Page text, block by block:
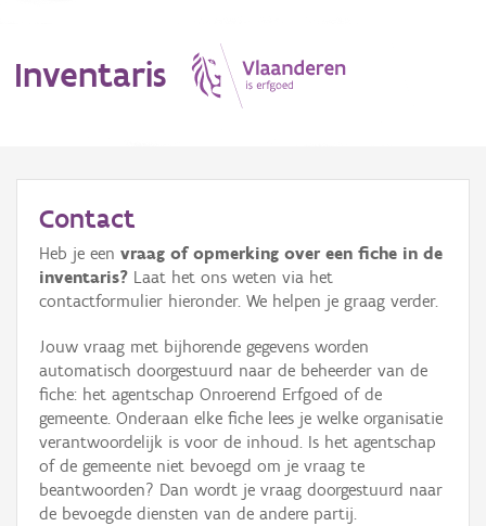
Inventaris
Erfgoedobject
Aanduidingsobject
Waarneming
Thema
Gebeurtenis
Persoon of collectief
Contact
Heb je een vraag of opmerking over een fiche in de
inventaris? Laat het ons weten via het
contactformulier hieronder. We helpen je graag verder.
Jouw vraag met bijhorende gegevens worden
automatisch doorgestuurd naar de beheerder van de
fiche: het agentschap Onroerend Erfgoed of de
gemeente. Onderaan elke fiche lees je welke organisatie
verantwoordelijk is voor de inhoud. Is het agentschap
of de gemeente niet bevoegd om je vraag te
beantwoorden? Dan wordt je vraag doorgestuurd naar
de bevoegde diensten van de andere partij.